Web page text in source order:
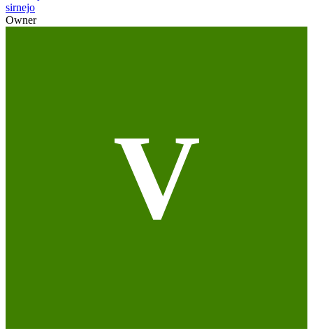
sirnejo
Owner
V